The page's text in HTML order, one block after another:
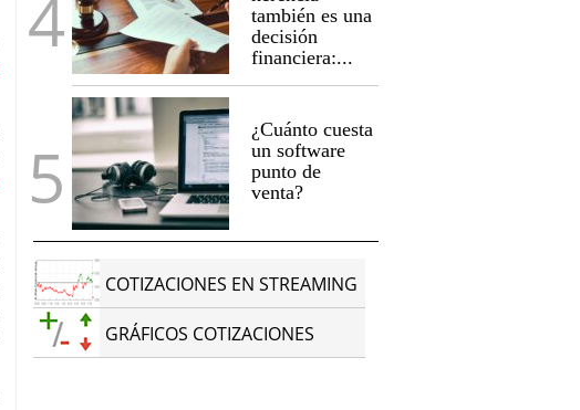
también es una
decisión
financiera:...
¿Cuánto cuesta
un software
punto de
venta?
COTIZACIONES EN STREAMING
GRÁFICOS COTIZACIONES